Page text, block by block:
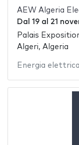
AEW Algeria
Dal 19al 21
Palais
Algeri, Algeria
Energia elettrica